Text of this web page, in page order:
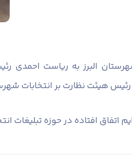
البرز به ریاست احمدی
هیئت نظارت بر انتخابات
افتاده در حوزه تبلیغات